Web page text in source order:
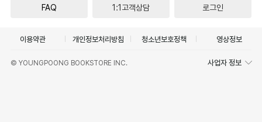
FAQ 1:1고객상담 로그인
이용약관 개인정보처리방침 청소년보호정책 영상정보
© YOUNGPOONG BOOKSTORE INC. 사업자 정보